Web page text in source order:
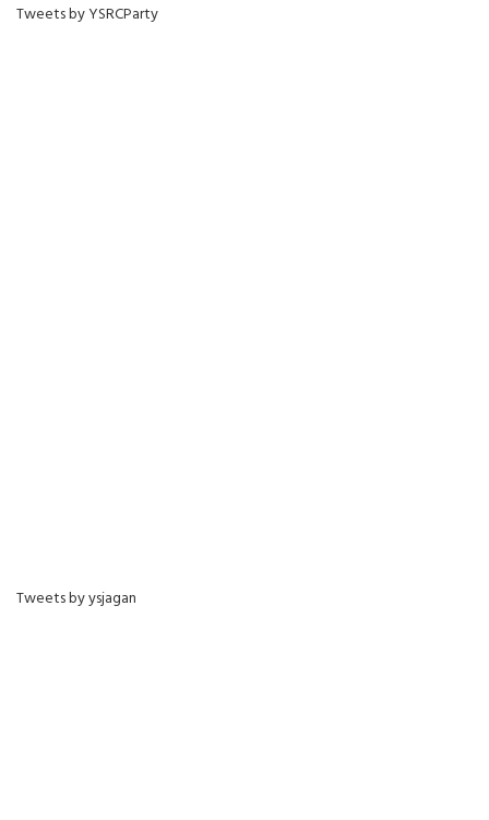
Tweets by YSRCParty
Tweets by ysjagan